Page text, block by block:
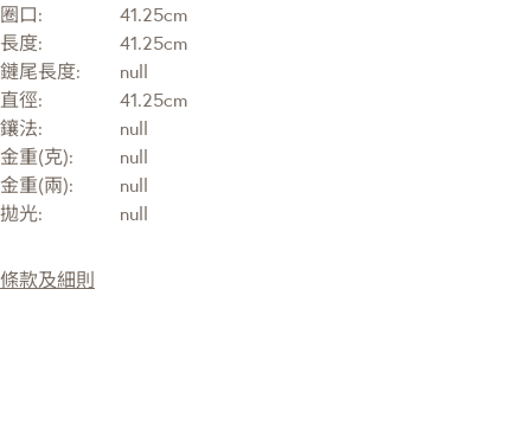
圈口:
41.25cm
長度:
41.25cm
鏈尾長度:
null
直徑:
41.25cm
鑲法:
null
金重(克):
null
金重(兩):
null
拋光:
null
條款及細則